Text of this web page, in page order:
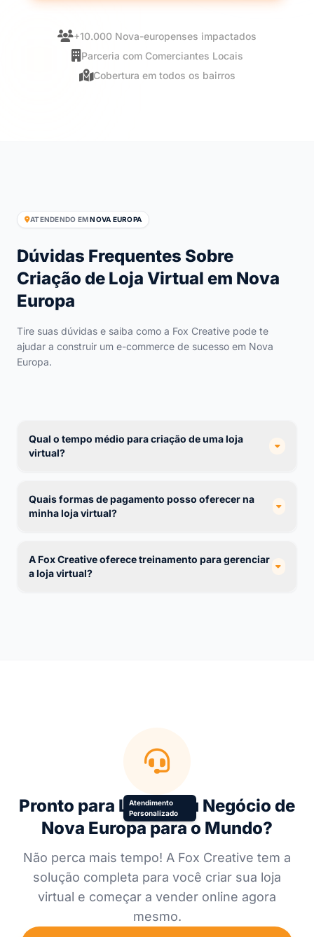
+10.000 Nova-europenses impactados
Parceria com Comerciantes Locais
Cobertura em todos os bairros
ATENDENDO EMNOVA EUROPA
Dúvidas Frequentes Sobre
Criação de Loja Virtual em Nova
Europa
Tire suas dúvidas e saiba como a Fox Creative pode te
ajudar a construir um e-commerce de sucesso em Nova
Europa.
Qual o tempo médio para criação de uma loja
virtual?
Quais formas de pagamento posso oferecer na
minha loja virtual?
A Fox Creative oferece treinamento para gerenciar
a loja virtual?
Atendimento
Personalizado
Pronto para Levar seu Negócio de
Nova Europa para o Mundo?
Não perca mais tempo! A Fox Creative tem a
solução completa para você criar sua loja
virtual e começar a vender online agora
mesmo.